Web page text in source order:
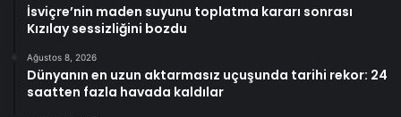
İsviçre’nin maden suyunu toplatma kararı sonrası
Kızılay sessizliğini bozdu
Ağustos 8, 2026
Dünyanın en uzun aktarmasız uçuşunda tarihi rekor: 24
saatten fazla havada kaldılar